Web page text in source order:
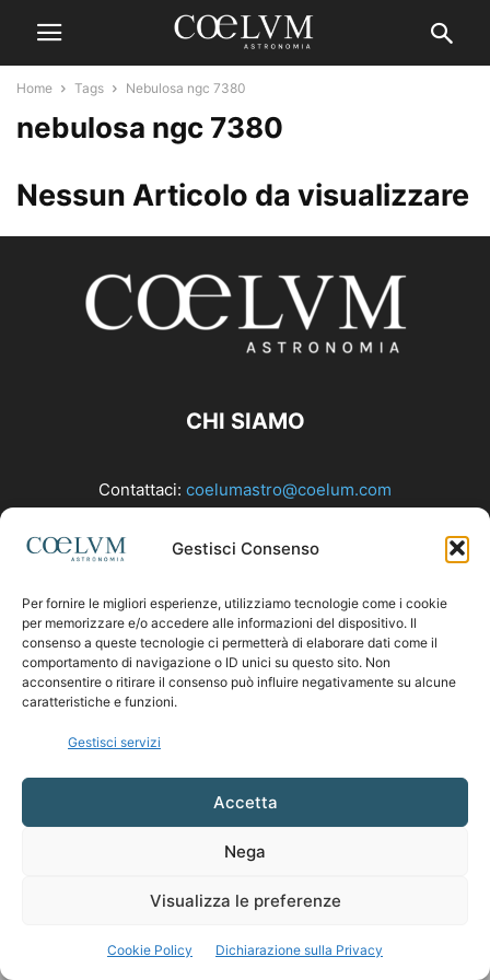
Gestisci Consenso
Per fornire le migliori esperienze, utilizziamo tecnologie come i cookie
per memorizzare e/o accedere alle informazioni del dispositivo. Il
consenso a queste tecnologie ci permetterà di elaborare dati come il
comportamento di navigazione o ID unici su questo sito. Non
acconsentire o ritirare il consenso può influire negativamente su alcune
caratteristiche e funzioni.
Gestisci servizi
Accetta
Nega
Visualizza le preferenze
Cookie Policy Dichiarazione sulla Privacy
Home Tags Nebulosa ngc 7380
nebulosa ngc 7380
Nessun Articolo da visualizzare
CHI SIAMO
Contattaci: coelumastro@coelum.com
SEGUICI